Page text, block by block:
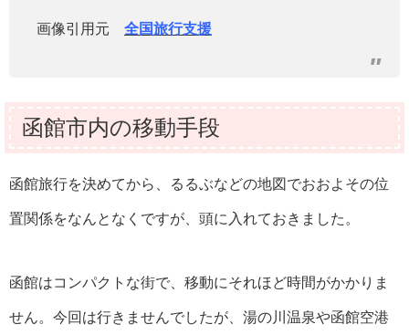
画像引用元 全国旅行支援
函館市内の移動手段
函館旅行を決めてから、るるぶなどの地図でおおよその位
置関係をなんとなくですが、頭に入れておきました。
函館はコンパクトな街で、移動にそれほど時間がかかりま
せん。今回は行きませんでしたが、湯の川温泉や函館空港